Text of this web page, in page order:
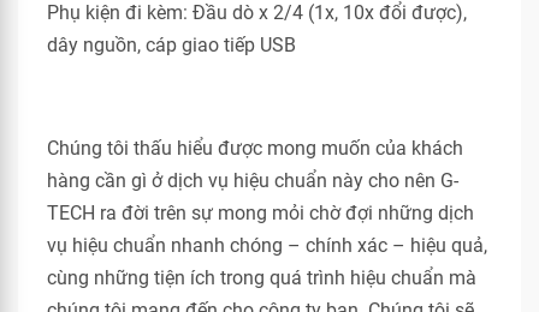
Phụ kiện đi kèm: Đầu dò x 2/4 (1x, 10x đổi được),
dây nguồn, cáp giao tiếp USB
Chúng tôi thấu hiểu được mong muốn của khách
hàng cần gì ở dịch vụ hiệu chuẩn này cho nên G-
TECH ra đời trên sự mong mỏi chờ đợi những dịch
vụ hiệu chuẩn nhanh chóng – chính xác – hiệu quả,
cùng những tiện ích trong quá trình hiệu chuẩn mà